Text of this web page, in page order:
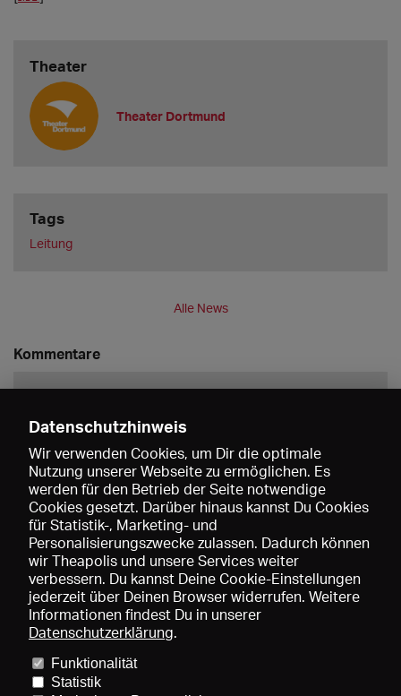
Theater
Theater Dortmund
Tags
Leitung
Alle News
Kommentare
Speichern
Preise und Mitgliedschaften
Datenschutzhinweis
Wir verwenden Cookies, um Dir die optimale
Nutzung unserer Webseite zu ermöglichen. Es
werden für den Betrieb der Seite notwendige
Cookies gesetzt. Darüber hinaus kannst Du Cookies
für Statistik-, Marketing- und
Personalisierungszwecke zulassen. Dadurch können
wir Theapolis und unsere Services weiter
verbessern. Du kannst Deine Cookie-Einstellungen
jederzeit über Deinen Browser widerrufen. Weitere
Informationen findest Du in unserer
Datenschutzerklärung.
Funktionalität
Statistik